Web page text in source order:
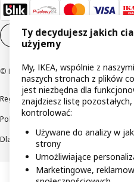
Ustawienia plików cookie
© Inter IKEA Systems B.V 1999-2026
RegulaminyPolityka prywatności
Polityka odpowiedzialnego ujawniania
Dla akcjonariuszy IKEA Distribution
Ty decydujesz jakich
użyjemy
My, IKEA, wspólnie z
naszych stronach z plików
jest niezbędna dla
znajdziesz listę
kontrolować:
Używane do analizy w
strony
Umożliwiające
Marketingowe,